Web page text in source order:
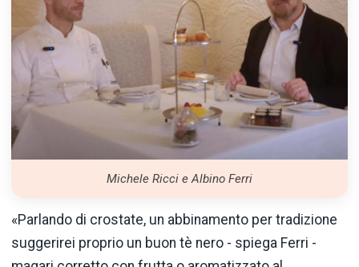
Michele Ricci e Albino Ferri
«Parlando di crostate, un abbinamento per tradizione
suggerirei proprio un buon tè nero - spiega Ferri -